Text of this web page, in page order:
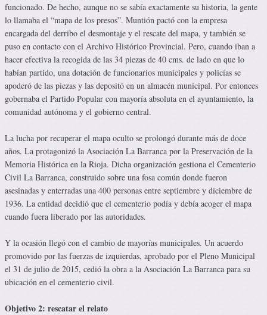
funcionado. De hecho, aunque no se sabía exactamente su historia, la gente
lo llamaba el “mapa de los presos”. Muntión pactó con la empresa
encargada del derribo el desmontaje y el rescate del mapa, y también se
puso en contacto con el Archivo Histórico Provincial. Pero, cuando iban a
hacer efectiva la recogida de las 34 piezas de 40 cms. de lado en que lo
habían partido, una dotación de funcionarios municipales y policías se
apoderó de las piezas y las depositó en un almacén municipal. Por entonces
gobernaba el Partido Popular con mayoría absoluta en el ayuntamiento, la
comunidad autónoma y el gobierno central.
La lucha por recuperar el mapa oculto se prolongó durante más de doce
años. La protagonizó la Asociación La Barranca por la Preservación de la
Memoria Histórica en la Rioja. Dicha organización gestiona el Cementerio
Civil La Barranca, construido sobre una fosa común donde fueron
asesinadas y enterradas una 400 personas entre septiembre y diciembre de
1936. La entidad decidió que el cementerio podía y debía acoger el mapa
cuando fuera liberado por las autoridades.
Y la ocasión llegó con el cambio de mayorías municipales. Un acuerdo
promovido por las fuerzas de izquierdas, aprobado por el Pleno Municipal
el 31 de julio de 2015, cedió la obra a la Asociación La Barranca para su
ubicación en el cementerio civil.
Objetivo 2: rescatar el relato